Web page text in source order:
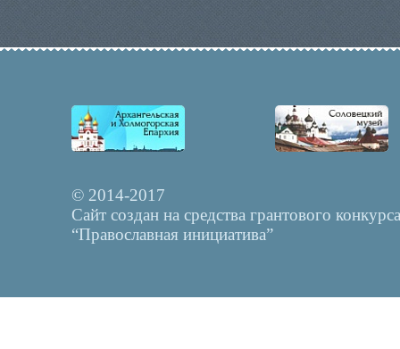
© 2014-2017
Сайт создан на средства грантового конкурса
“Православная инициатива”